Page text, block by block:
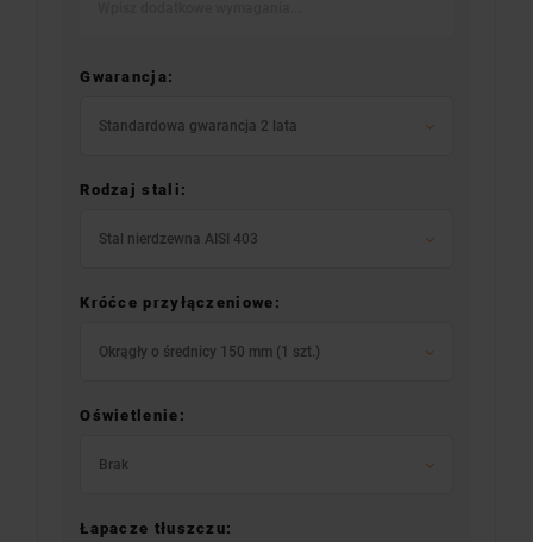
Gwarancja:
Standardowa gwarancja 2 lata
Rodzaj stali:
Stal nierdzewna AISI 403
Króćce przyłączeniowe:
Okrągły o średnicy 150 mm (1 szt.)
Oświetlenie:
Brak
Łapacze tłuszczu: